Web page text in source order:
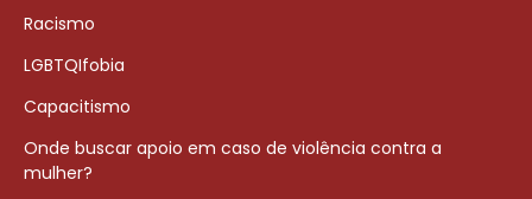
Racismo
LGBTQIfobia
Capacitismo
Onde buscar apoio em caso de violência contra a
mulher?